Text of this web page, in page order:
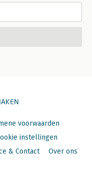
voorwaarden
instellingen
& Contact Over ons